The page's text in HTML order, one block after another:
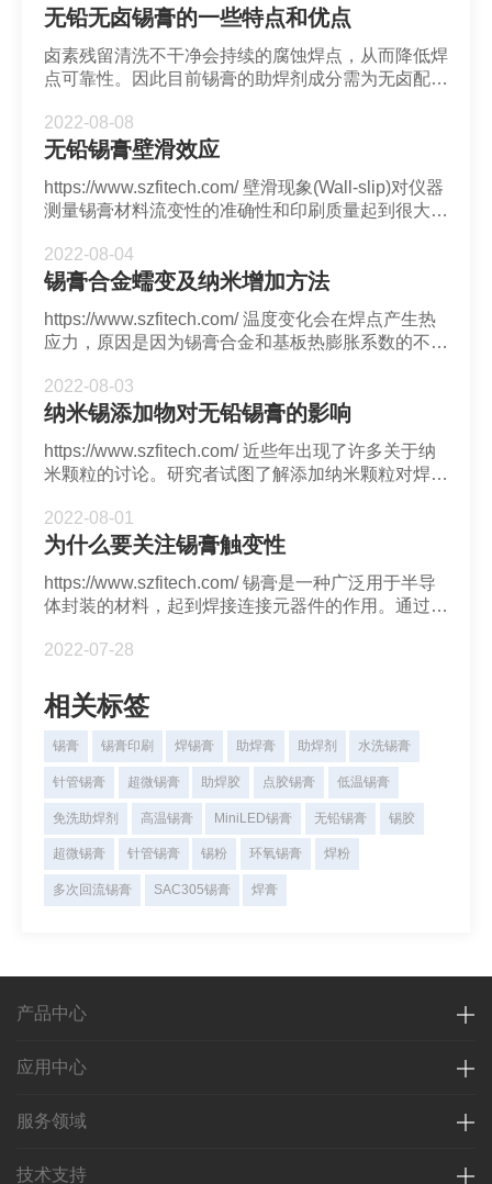
无铅无卤锡膏的一些特点和优点
卤素残留清洗不干净会持续的腐蚀焊点，从而降低焊
点可靠性。因此目前锡膏的助焊剂成分需为无卤配
过1500ppm。此外，随着无铅化的普及，无铅锡膏
成为主流封装材料，无铅和无卤的搭配则大受欢迎。
2022-08-08
无铅锡膏壁滑效应
https://www.szfitech.com/ 壁滑现象(Wall-slip)对仪器
测量锡膏材料流变性的准确性和印刷质量起到很大影
排斥力的相互作用，从而会可能导致壁滑问题。
2022-08-04
锡膏合金蠕变及纳米增加方法
https://www.szfitech.com/ 温度变化会在焊点产生热
应力，原因是因为锡膏合金和基板热膨胀系数的不匹
位错并发生蠕变，从而导致裂纹。
2022-08-03
纳米锡添加物对无铅锡膏的影响
https://www.szfitech.com/ 近些年出现了许多关于纳
米颗粒的讨论。研究者试图了解添加纳米颗粒对焊料
2022-08-01
为什么要关注锡膏触变性
https://www.szfitech.com/ 锡膏是一种广泛用于半导
体封装的材料，起到焊接连接元器件的作用。通过印
膏印刷中发挥了很大的作用。
2022-07-28
相关标签
锡膏 锡膏印刷 焊锡膏 助焊膏 助焊剂 水洗锡膏
针管锡膏 超微锡膏 助焊胶 点胶锡膏 低温锡膏
免洗助焊剂 高温锡膏 MiniLED锡膏 无铅锡膏 锡胶
超微锡膏 针管锡膏 锡粉 环氧锡膏 焊粉
多次回流锡膏 SAC305锡膏 焊膏
产品中心
应用中心
服务领域
技术支持